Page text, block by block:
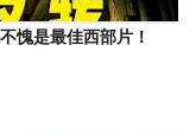
愧是最佳西部片！